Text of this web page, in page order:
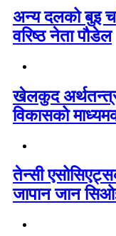
अन्य दलको बुइ
वरिष्ठ नेता पौडेल
खेलकुद अर्थतन्त्र
विकासको
तेन्सी
जापान जान